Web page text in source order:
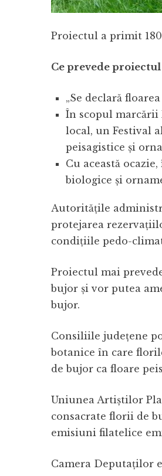
Proiectul a primit
Ce prevede proiectul
„Se declară
În scopul marcării
local, un Festival
peisagistice şi
Cu această
biologice şi
Autorităţile
protejarea
condiţiile pedo-
Proiectul mai
bujor şi vor putea
bujor.
Consiliile judeţene
botanice în care
de bujor ca floare
Uniunea Artiştilor
consacrate florii de
emisiuni filatelice
Camera Deputaţilor